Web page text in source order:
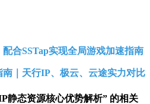
合SSTap实现全局游戏加速指南
南｜天行IP、极云、云途实力对比
静态资源核心优势解析” 的相关